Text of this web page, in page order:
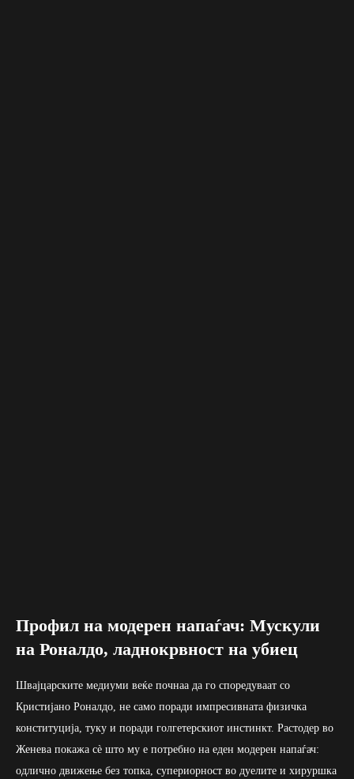
Профил на модерен напаѓач: Мускули
на Роналдо, ладнокрвност на убиец
Швајцарските медиуми веќе почнаа да го споредуваат со
Кристијано Роналдо, не само поради импресивната физичка
конституција, туку и поради голгетерскиот инстинкт. Растодер во
Женева покажа сè што му е потребно на еден модерен напаѓач:
одлично движење без топка, супериорност во дуелите и хируршка